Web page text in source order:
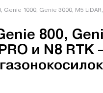
Genie 1000, Genie 3000, M5
800,
и N8